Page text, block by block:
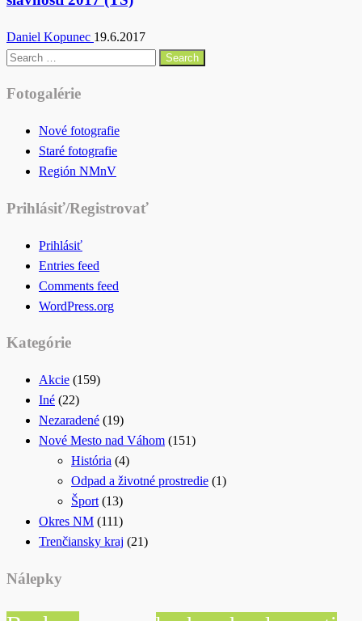
Daniel Kopunec 19.6.2017
Search
Fotogalérie
Nové fotografie
Staré fotografie
Región NMnV
Prihlásiť/Registrovať
Prihlásiť
Entries feed
Comments feed
WordPress.org
Kategórie
Akcie (159)
Iné (22)
Nezaradené (19)
Nové Mesto nad Váhom (151)
História (4)
Odpad a životné prostredie (1)
Šport (13)
Okres NM (111)
Trenčiansky kraj (21)
Nálepky